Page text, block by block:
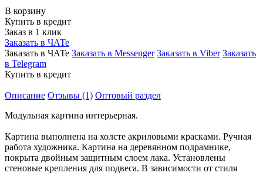
В корзину
Купить в кредит
Заказ в 1 клик
Заказать в ЧАТе
Заказать в ЧАТе Заказать в Messenger Заказать в Viber Заказать
в Telegram
Купить в кредит
Описание Отзывы (1) Оптовый раздел
Модульная картина интерьерная.
Картина выполнена на холсте акриловыми красками. Ручная
работа художника. Картина на деревянном подрамнике,
покрыта двойным защитным слоем лака. Установлены
стеновые крепления для подвеса. В зависимости от стиля